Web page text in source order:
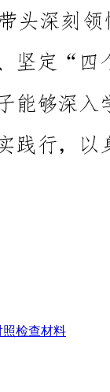
照检查材料